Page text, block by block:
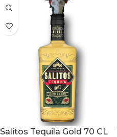
Salitos Tequila Gold 70 CL